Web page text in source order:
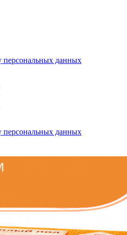
персональных данных
персональных данных